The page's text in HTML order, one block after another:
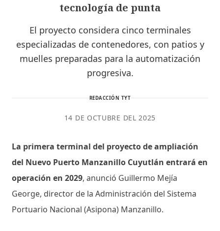
tecnología de punta
El proyecto considera cinco terminales
especializadas de contenedores, con patios y
muelles preparadas para la automatización
progresiva.
REDACCIÓN TYT
14 DE OCTUBRE DEL 2025
La primera terminal del proyecto de ampliación
del Nuevo Puerto Manzanillo Cuyutlán entrará en
operación en 2029, anunció Guillermo Mejía
George, director de la Administración del Sistema
Portuario Nacional (Asipona) Manzanillo.